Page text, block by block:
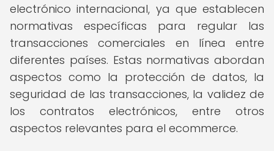
electrónico internacional, ya que establecen
normativas específicas para regular las
transacciones comerciales en línea entre
diferentes países. Estas normativas abordan
aspectos como la protección de datos, la
seguridad de las transacciones, la validez de
los contratos electrónicos, entre otros
aspectos relevantes para el ecommerce.